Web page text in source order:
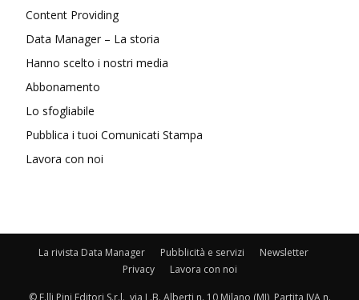
Content Providing
Data Manager – La storia
Hanno scelto i nostri media
Abbonamento
Lo sfogliabile
Pubblica i tuoi Comunicati Stampa
Lavora con noi
La rivista Data Manager Pubblicità e servizi
Newsletter
Privacy
Lavora con noi